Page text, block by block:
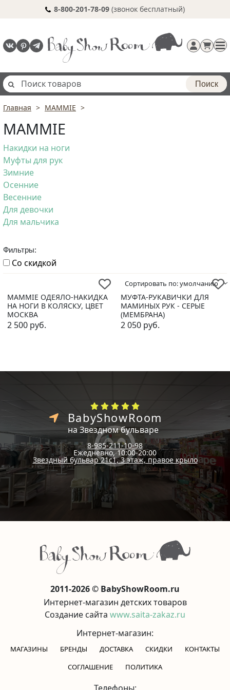
8-800-201-78-09 (звонок бесплатный)
Поиск
Главная MAMMIE
MAMMIE
Накидки на ноги
Муфты для рук
Зимние
Осенние
Весенние
Для девочки
Для мальчика
Фильтры:
Со скидкой
Сортировать по:умолчанию
MAMMIE ОДЕЯЛО-НАКИДКА
НА НОГИ В КОЛЯСКУ, ЦВЕТ
МОСКВА
2 500 руб.
МУФТА-РУКАВИЧКИ ДЛЯ
МАМИНЫХ РУК - СЕРЫЕ
(МЕМБРАНА)
2 050 руб.
BabyShowRoom
на Звездном бульваре
8-985-211-10-98
Ежедневно, 10:00-20:00
Звездный бульвар 21с1, 3 этаж, правое крыло
2011-2026 © BabyShowRoom.ru
Интернет-магазин детских товаров
Создание сайта www.saita-zakaz.ru
Интернет-магазин:
МАГАЗИНЫ БРЕНДЫ ДОСТАВКА СКИДКИ
КОНТАКТЫ
CОГЛАШЕНИЕ
ПОЛИТИКА